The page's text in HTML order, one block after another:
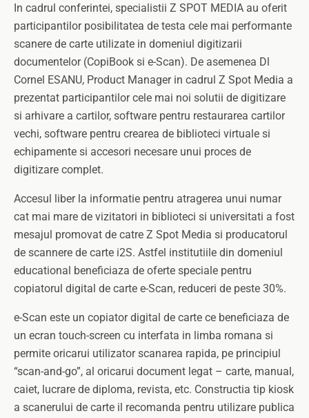
In cadrul conferintei, specialistii Z SPOT MEDIA au oferit
participantilor posibilitatea de testa cele mai performante
scanere de carte utilizate in domeniul digitizarii
documentelor (CopiBook si e-Scan). De asemenea Dl
Cornel ESANU, Product Manager in cadrul Z Spot Media a
prezentat participantilor cele mai noi solutii de digitizare
si arhivare a cartilor, software pentru restaurarea cartilor
vechi, software pentru crearea de biblioteci virtuale si
echipamente si accesori necesare unui proces de
digitizare complet.
Accesul liber la informatie pentru atragerea unui numar
cat mai mare de vizitatori in biblioteci si universitati a fost
mesajul promovat de catre Z Spot Media si producatorul
de scannere de carte i2S. Astfel institutiile din domeniul
educational beneficiaza de oferte speciale pentru
copiatorul digital de carte e-Scan, reduceri de peste 30%.
e-Scan este un copiator digital de carte ce beneficiaza de
un ecran touch-screen cu interfata in limba romana si
permite oricarui utilizator scanarea rapida, pe principiul
“scan-and-go”, al oricarui document legat – carte, manual,
caiet, lucrare de diploma, revista, etc. Constructia tip kiosk
a scanerului de carte il recomanda pentru utilizare publica